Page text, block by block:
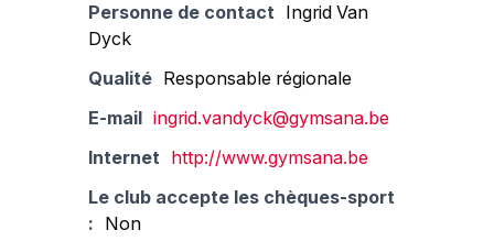
Personne de contact Ingrid Van
Dyck
Qualité Responsable régionale
E-mail ingrid.vandyck@gymsana.be
Internet http://www.gymsana.be
Le club accepte les chèques-sport
: Non